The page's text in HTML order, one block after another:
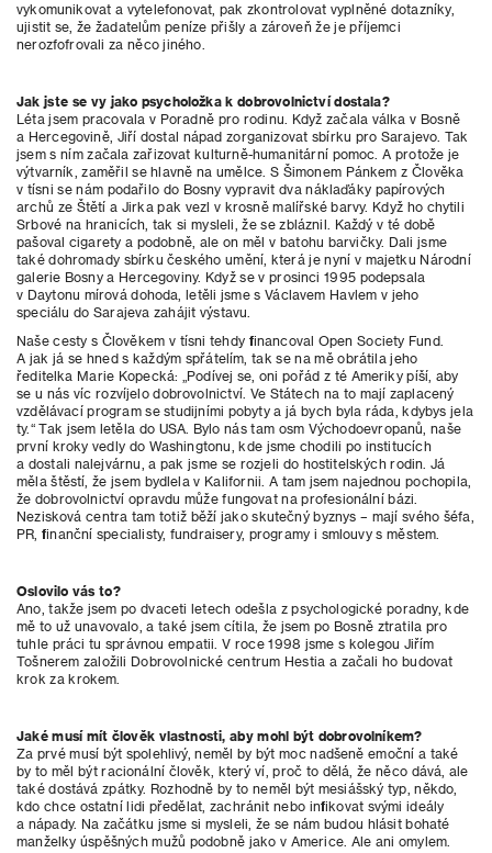
vykomunikovat a vytelefonovat, pak zkontrolovat vyplněné dotazníky,
ujistit se, že žadatelům peníze přišly a zároveň že je příjemci
nerozfofrovali za něco jiného.
Jak jste se vy jako psycholožka k dobrovolnictví dostala?
Léta jsem pracovala v Poradně pro rodinu. Když začala válka v Bosně
a Hercegovině, Jiří dostal nápad zorganizovat sbírku pro Sarajevo. Tak
jsem s ním začala zařizovat kulturně-humanitární pomoc. A protože je
výtvarník, zaměřil se hlavně na umělce. S Šimonem Pánkem z Člověka
v tísni se nám podařilo do Bosny vypravit dva náklaďáky papírových
archů ze Štětí a Jirka pak vezl v krosně malířské barvy. Když ho chytili
Srbové na hranicích, tak si mysleli, že se zbláznil. Každý v té době
pašoval cigarety a podobně, ale on měl v batohu barvičky. Dali jsme
také dohromady sbírku českého umění, která je nyní v majetku Národní
galerie Bosny a Hercegoviny. Když se v prosinci 1995 podepsala
v Daytonu mírová dohoda, letěli jsme s Václavem Havlem v jeho
speciálu do Sarajeva zahájit výstavu.
Naše cesty s Člověkem v tísni tehdy financoval Open Society Fund.
A jak já se hned s každým spřátelím, tak se na mě obrátila jeho
ředitelka Marie Kopecká: „Podívej se, oni pořád z té Ameriky píší, aby
se u nás víc rozvíjelo dobrovolnictví. Ve Státech na to mají zaplacený
vzdělávací program se studijními pobyty a já bych byla ráda, kdybys jela
ty.“ Tak jsem letěla do USA. Bylo nás tam osm Východoevropanů, naše
první kroky vedly do Washingtonu, kde jsme chodili po institucích
a dostali nalejvárnu, a pak jsme se rozjeli do hostitelských rodin. Já
měla štěstí, že jsem bydlela v Kalifornii. A tam jsem najednou pochopila,
že dobrovolnictví opravdu může fungovat na profesionální bázi.
Nezisková centra tam totiž běží jako skutečný byznys – mají svého šéfa,
PR, finanční specialisty, fundraisery, programy i smlouvy s městem.
Oslovilo vás to?
Ano, takže jsem po dvaceti letech odešla z psychologické poradny, kde
mě to už unavovalo, a také jsem cítila, že jsem po Bosně ztratila pro
tuhle práci tu správnou empatii. V roce 1998 jsme s kolegou Jiřím
Tošnerem založili Dobrovolnické centrum Hestia a začali ho budovat
krok za krokem.
Jaké musí mít člověk vlastnosti, aby mohl být dobrovolníkem?
Za prvé musí být spolehlivý, neměl by být moc nadšeně emoční a také
by to měl být racionální člověk, který ví, proč to dělá, že něco dává, ale
také dostává zpátky. Rozhodně by to neměl být mesiášský typ, někdo,
kdo chce ostatní lidi předělat, zachránit nebo infikovat svými ideály
a nápady. Na začátku jsme si mysleli, že se nám budou hlásit bohaté
manželky úspěšných mužů podobně jako v Americe. Ale ani omylem.